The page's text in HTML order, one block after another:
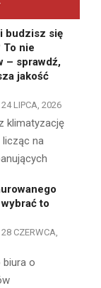
budzisz się
To nie
– sprawdź,
jakość
24 LIPCA, 2026
klimatyzację
licząc na
to
28 CZERWCA,
biura o